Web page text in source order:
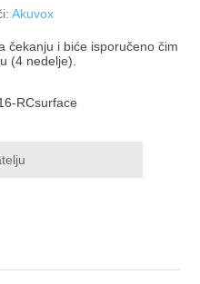
Akuvox
čekanju i biće isporučeno čim
(4 nedelje).
RCsurface